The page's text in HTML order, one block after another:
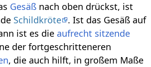
Gesäß nach oben drückst, ist
Schildkröte . Ist das Gesäß auf
ist es die aufrecht sitzende
der fortgeschritteneren
, die auch hilft, in großem Maße